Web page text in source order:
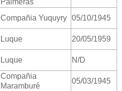
Palmeras
Compañia Yuquyry 05/10/1945
Luque
20/05/1959
Luque N/D
Compañia
Maramburé
05/03/1945